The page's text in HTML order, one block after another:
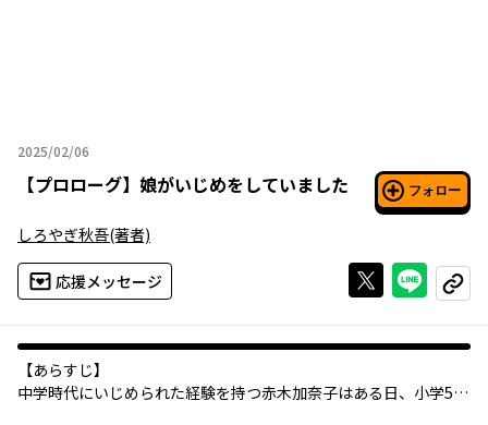
2025/02/06
2025年02月06日
【プロローグ】 娘がいじめをしていました フォロー
しろやぎ秋吾(著者)
応援メッセージ Xで投稿する
ライン
コピー
【あらすじ】
中学時代にいじめられた経験を持つ赤木加奈子はある日、小学5年